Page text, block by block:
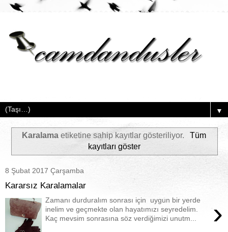
▼
Karalama etiketine sahip kayıtlar gösteriliyor.
Tüm
kayıtları göster
8 Şubat 2017 Çarşamba
Kararsız Karalamalar
›
Zamanı durduralım sonrası için uygun bir yerde
inelim ve geçmekte olan hayatımızı seyredelim.
Kaç mevsim sonrasına söz verdiğimizi unutm...